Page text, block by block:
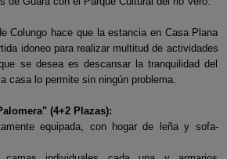
Colungo hace que la estancia en Casa Plana
idoneo para realizar multitud de actividades
se desea es descansar la tranquilidad del
casa lo permite sin ningún problema.
(4+2 Plazas):
equipada, con hogar de leña y sofa-